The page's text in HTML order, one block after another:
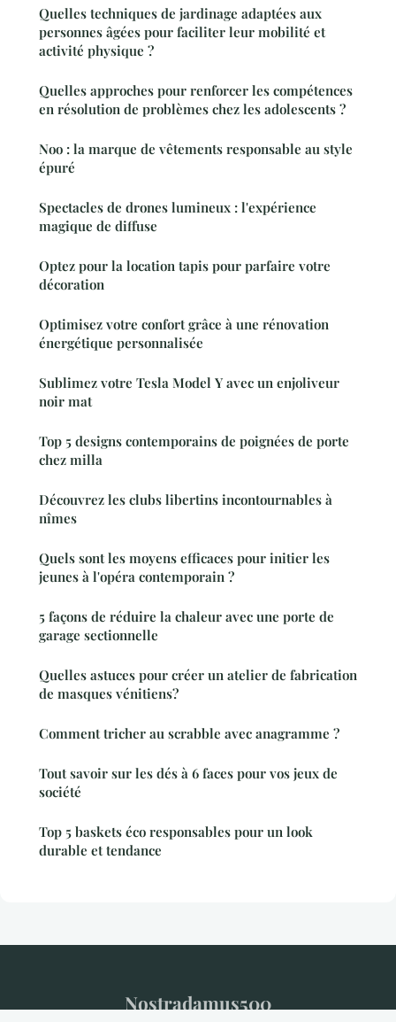
Quelles techniques de jardinage adaptées aux
personnes âgées pour faciliter leur mobilité et
activité physique ?
Quelles approches pour renforcer les compétences
en résolution de problèmes chez les adolescents ?
Noo : la marque de vêtements responsable au style
épuré
Spectacles de drones lumineux : l'expérience
magique de diffuse
Optez pour la location tapis pour parfaire votre
décoration
Optimisez votre confort grâce à une rénovation
énergétique personnalisée
Sublimez votre Tesla Model Y avec un enjoliveur
noir mat
Top 5 designs contemporains de poignées de porte
chez milla
Découvrez les clubs libertins incontournables à
nîmes
Quels sont les moyens efficaces pour initier les
jeunes à l'opéra contemporain ?
5 façons de réduire la chaleur avec une porte de
garage sectionnelle
Quelles astuces pour créer un atelier de fabrication
de masques vénitiens?
Comment tricher au scrabble avec anagramme ?
Tout savoir sur les dés à 6 faces pour vos jeux de
société
Top 5 baskets éco responsables pour un look
durable et tendance
Nostradamus500